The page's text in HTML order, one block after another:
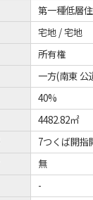
第一種低層
宅地 / 宅地
所有権
一方(南東 公
40%
4482.82㎡
7つくば開指
無
-